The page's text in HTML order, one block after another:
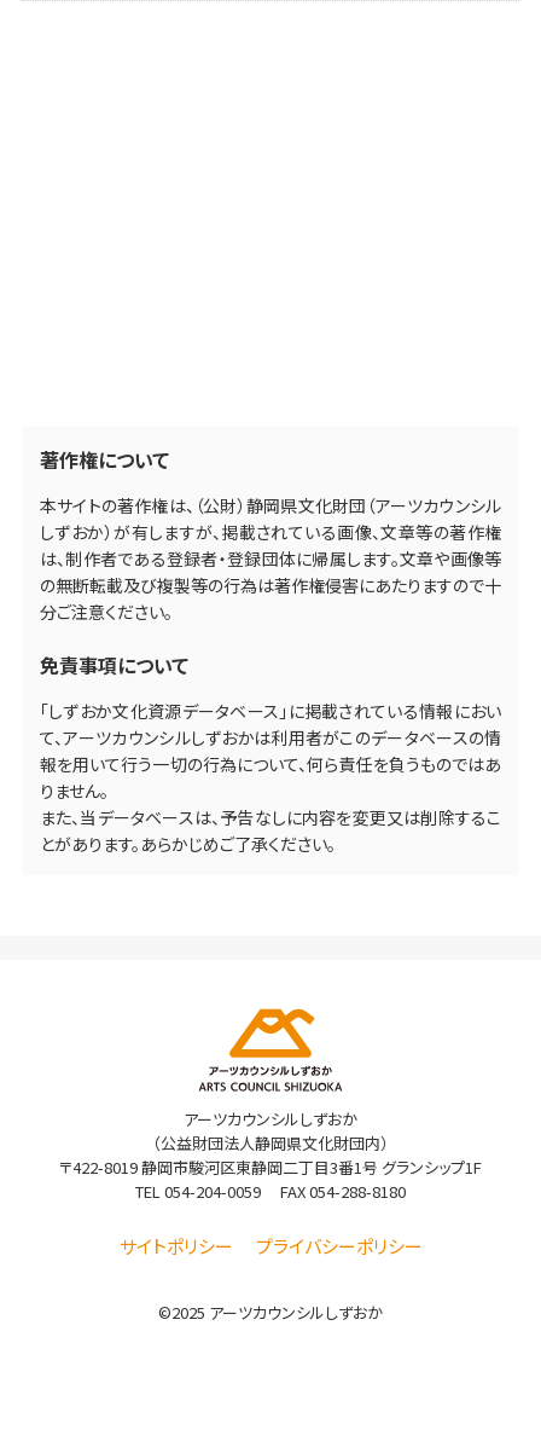
著作権について
本サイトの著作権は、（公財）静岡県文化財団（アーツカウンシル
しずおか）が有しますが、掲載されている画像、文章等の著作権
は、制作者である登録者・登録団体に帰属します。文章や画像等
の無断転載及び複製等の行為は著作権侵害にあたりますので十
分ご注意ください。
免責事項について
「しずおか文化資源データベース」に掲載されている情報におい
て、アーツカウンシルしずおかは利用者がこのデータベースの情
報を用いて行う一切の行為について、何ら責任を負うものではあ
りません。
また、当データベースは、予告なしに内容を変更又は削除するこ
とがあります。あらかじめご了承ください。
アーツカウンシルしずおか
（公益財団法人静岡県文化財団内）
〒422-8019 静岡市駿河区東静岡二丁目3番1号 グランシップ1F
TEL054-204-0059 FAX 054-288-8180
サイトポリシー プライバシーポリシー
©2025 アーツカウンシルしずおか